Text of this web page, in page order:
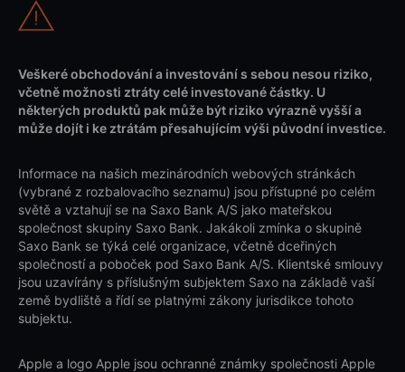
Veškeré obchodování a investování s sebou nesou riziko,
včetně možnosti ztráty celé investované částky. U
některých produktů pak může být riziko výrazně vyšší a
může dojít i ke ztrátám přesahujícím výši původní investice.
Informace na našich mezinárodních webových stránkách
(vybrané z rozbalovacího seznamu) jsou přístupné po celém
světě a vztahují se na Saxo Bank A/S jako mateřskou
společnost skupiny Saxo Bank. Jakákoli zmínka o skupině
Saxo Bank se týká celé organizace, včetně dceřiných
společností a poboček pod Saxo Bank A/S. Klientské smlouvy
jsou uzavírány s příslušným subjektem Saxo na základě vaší
země bydliště a řídí se platnými zákony jurisdikce tohoto
subjektu.
Apple a logo Apple jsou ochranné známky společnosti Apple